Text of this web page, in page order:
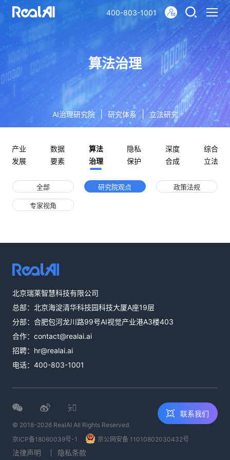
400-803-1001
算法治理
AI治理研究院 | 研究体系 | 立法研究
产业
发展
数据
要素
算法
治理
隐私
保护
深度
合成
综合
立法
全部 研究院观点 政策法规
专家视角
北京瑞莱智慧科技有限公司
总部：北京海淀清华科技园科技大厦A座19层
分部：合肥包河龙川路99号AI视觉产业港A3楼403
合作： contact@realai.ai
招聘： hr@realai.ai
电话： 400-803-1001
© 2018-2026 RealAI All Rights Reserved.
京ICP备18060039号-1
京公网安备 11010802030432号
法律声明 隐私条款
联系我们
邮件咨询
contact@realai.ai